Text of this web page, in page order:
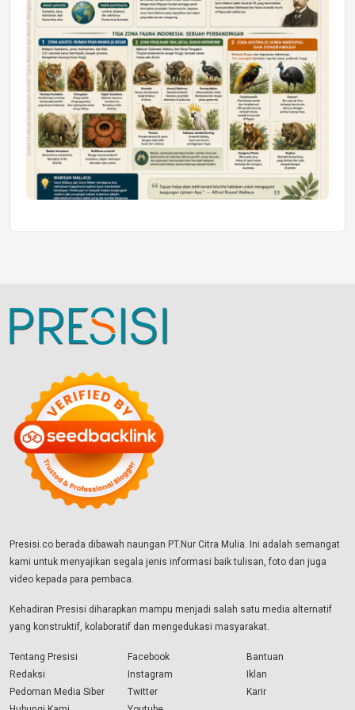
Presisi.co berada dibawah naungan PT.Nur Citra Mulia. Ini adalah semangat
kami untuk menyajikan segala jenis informasi baik tulisan, foto dan juga
video kepada para pembaca.
Kehadiran Presisi diharapkan mampu menjadi salah satu media alternatif
yang konstruktif, kolaboratif dan mengedukasi masyarakat.
Tentang Presisi
Redaksi
Pedoman Media Siber
Facebook
Instagram
Twitter
Bantuan
Iklan
Karir